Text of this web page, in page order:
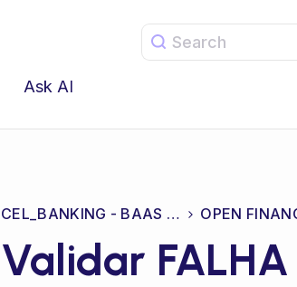
Search
Ask AI
CEL_BANKING - BAAS & CORE
Validar